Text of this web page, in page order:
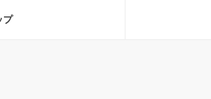
プ